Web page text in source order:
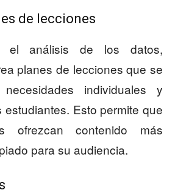
de lecciones
el análisis de los datos,
planes de lecciones que se
individuales y
Esto permite que
ofrezcan contenido más
para su audiencia.